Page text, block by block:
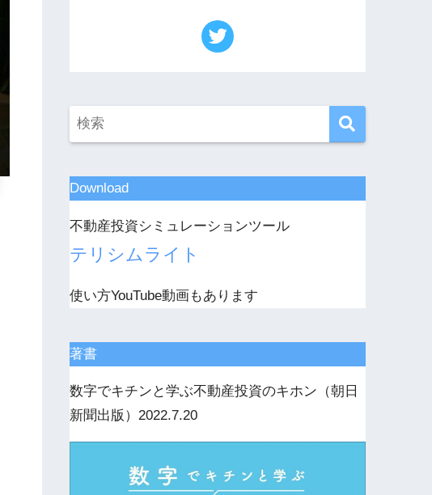
Download
不動産投資シミュレーションツール
テリシムライト
使い方YouTube動画もあります
著書
数字でキチンと学ぶ不動産投資のキホン（朝日
新聞出版）2022.7.20